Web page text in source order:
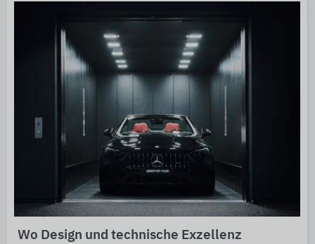
Wo Design und technische Exzellenz